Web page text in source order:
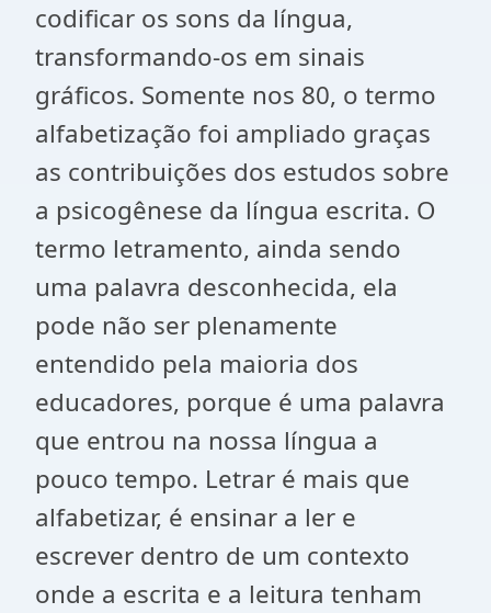
codificar os sons da língua,
transformando-os em sinais
gráficos. Somente nos 80, o termo
alfabetização foi ampliado graças
as contribuições dos estudos sobre
a psicogênese da língua escrita. O
termo letramento, ainda sendo
uma palavra desconhecida, ela
pode não ser plenamente
entendido pela maioria dos
educadores, porque é uma palavra
que entrou na nossa língua a
pouco tempo. Letrar é mais que
alfabetizar, é ensinar a ler e
escrever dentro de um contexto
onde a escrita e a leitura tenham